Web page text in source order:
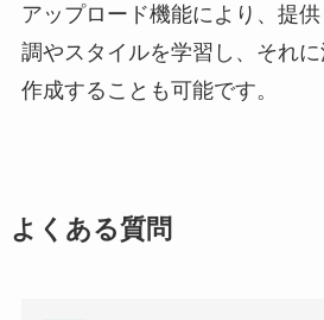
アップロード機能により、提
調やスタイルを学習し、それ
作成することも可能です。
よくある質問